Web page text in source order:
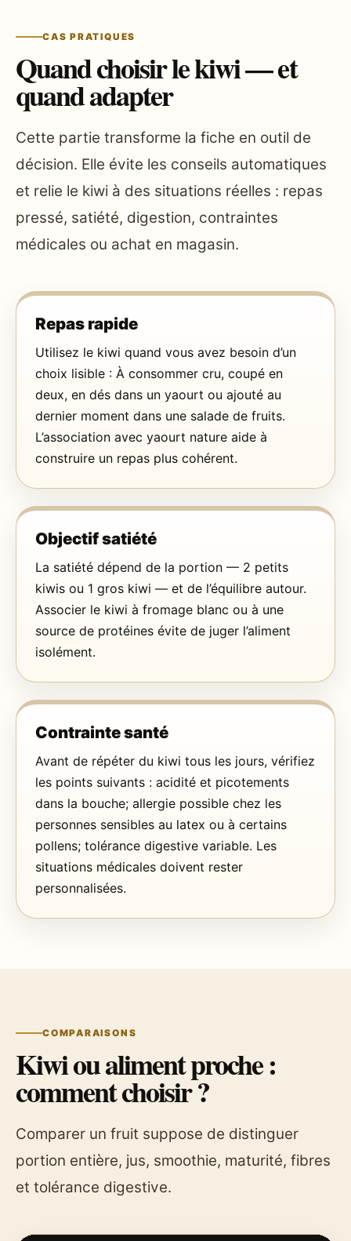
CAS PRATIQUES
Quand choisir le kiwi — et
quand adapter
Cette partie transforme la fiche en outil de
décision. Elle évite les conseils automatiques
et relie le kiwi à des situations réelles : repas
pressé, satiété, digestion, contraintes
médicales ou achat en magasin.
Repas rapide
Utilisez le kiwi quand vous avez besoin d’un
choix lisible : À consommer cru, coupé en
deux, en dés dans un yaourt ou ajouté au
dernier moment dans une salade de fruits.
L’association avec yaourt nature aide à
construire un repas plus cohérent.
Objectif satiété
La satiété dépend de la portion — 2 petits
kiwis ou 1 gros kiwi — et de l’équilibre autour.
Associer le kiwi à fromage blanc ou à une
source de protéines évite de juger l’aliment
isolément.
Contrainte santé
Avant de répéter du kiwi tous les jours, vérifiez
les points suivants : acidité et picotements
dans la bouche; allergie possible chez les
personnes sensibles au latex ou à certains
pollens; tolérance digestive variable. Les
situations médicales doivent rester
personnalisées.
COMPARAISONS
Kiwi ou aliment proche :
comment choisir ?
Comparer un fruit suppose de distinguer
portion entière, jus, smoothie, maturité, fibres
et tolérance digestive.